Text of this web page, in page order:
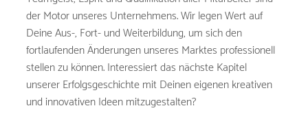
der Motor unseres Unternehmens. Wir legen Wert auf
Deine Aus-, Fort- und Weiterbildung, um sich den
fortlaufenden Änderungen unseres Marktes professionell
stellen zu können. Interessiert das nächste Kapitel
unserer Erfolgsgeschichte mit Deinen eigenen kreativen
und innovativen Ideen mitzugestalten?